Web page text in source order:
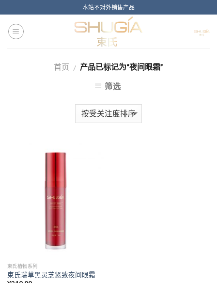
content
本站不对外销售产品
首页 / 产品已标记为“夜间眼霜”
筛选
束氏植物系列
束氏瑞草黑灵芝紧致夜间眼霜